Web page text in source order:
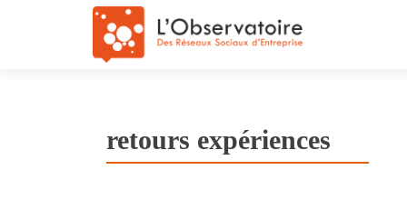
retours expériences